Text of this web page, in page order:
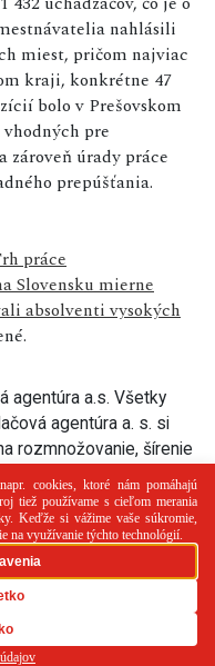
nahlásili
miest, pričom najviac
kraji, konkrétne 47
bolo v Prešovskom
pre
zároveň úrady práce
prepúšťania.
práce
Slovensku mierne
absolventi vysokých
agentúra a.s. Všetky
agentúra a. s. si
rozmnožovanie, šírenie